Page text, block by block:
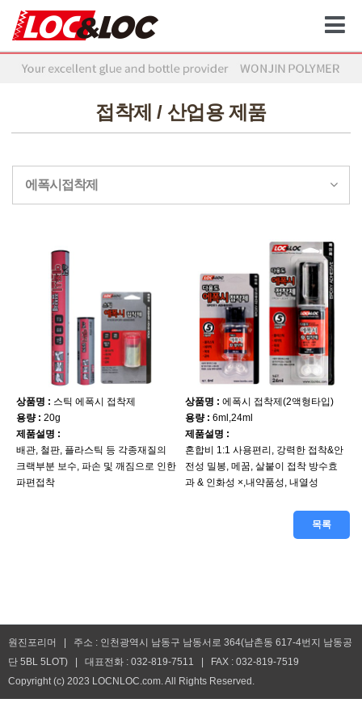
접착제 / 산업용 제품
에폭시접착제
상품명 : 스틱 에폭시 접착제
용량 : 20g
제품설명 :
배관, 철판, 플라스틱 등 각종재질의
크랙부분 보수, 파손 및 깨짐으로 인한
파편접착
상품명 : 에폭시 접착제(2액형타입)
용량 : 6ml,24ml
제품설명 :
혼합비 1:1 사용편리, 강력한 접착&안
전성 밀봉, 메꿈, 살붙이 접착 방수효
과 & 인화성 ×,내약품성, 내열성
목록
원진포리머 | 주소 : 인천광역시 남동구 남동서로 364(남촌동 617-4번지 남동공
단 5BL 5LOT) | 대표전화 : 032-819-7511 | FAX : 032-819-7519
Copyright (c) 2023 LOCNLOC.com. All Rights Reserved.